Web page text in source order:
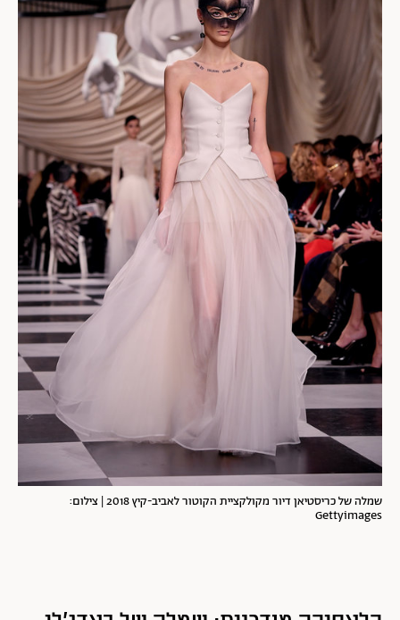
שמלה של כריסטיאן דיור מקולקציית הקוטור לאביב-קיץ 2018 | צילום:
Gettyimages